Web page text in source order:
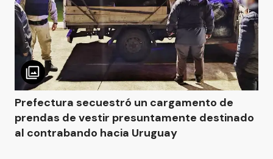
Prefectura secuestró un cargamento de
prendas de vestir presuntamente destinado
al contrabando hacia Uruguay